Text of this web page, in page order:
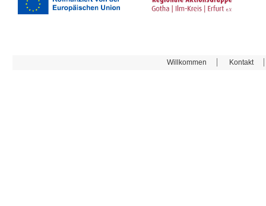
Willkommen Kontakt